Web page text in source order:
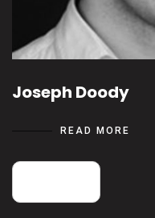
Joseph Doody
READ MORE